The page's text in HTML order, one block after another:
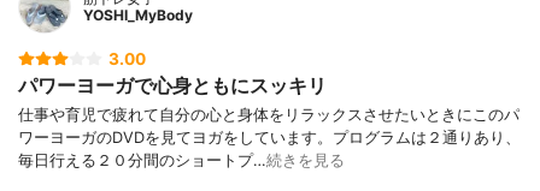
YOSHI_MyBody
3.00
パワーヨーガで心身ともにスッキリ
仕事や育児で疲れて自分の心と身体をリラックスさせたいときにこのパ
ワーヨーガのDVDを見てヨガをしています。プログラムは２通りあり、
毎日行える２０分間のショートプ…続きを見る